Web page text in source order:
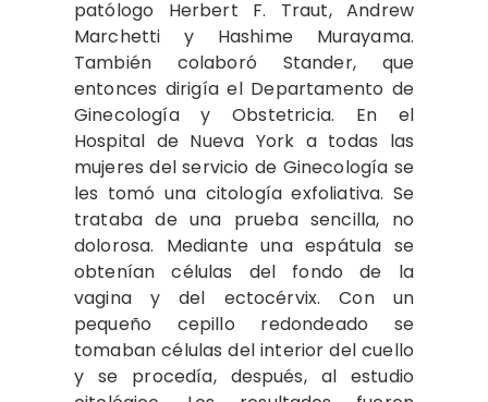
patólogo Herbert F. Traut, Andrew
Marchetti y Hashime Murayama.
También colaboró Stander, que
entonces dirigía el Departamento de
Ginecología y Obstetricia. En el
Hospital de Nueva York a todas las
mujeres del servicio de Ginecología se
les tomó una citología exfoliativa. Se
trataba de una prueba sencilla, no
dolorosa. Mediante una espátula se
obtenían células del fondo de la
vagina y del ectocérvix. Con un
pequeño cepillo redondeado se
tomaban células del interior del cuello
y se procedía, después, al estudio